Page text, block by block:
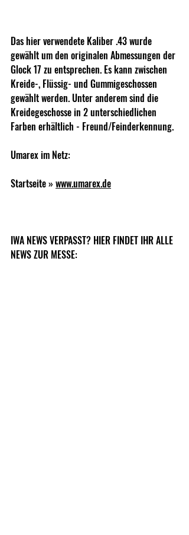
Das hier verwendete Kaliber .43 wurde
gewählt um den originalen Abmessungen der
Glock 17 zu entsprechen. Es kann zwischen
Kreide-, Flüssig- und Gummigeschossen
gewählt werden. Unter anderem sind die
Kreidegeschosse in 2 unterschiedlichen
Farben erhältlich - Freund/Feinderkennung.
Umarex im Netz:
Startseite » www.umarex.de
IWA NEWS VERPASST? HIER FINDET IHR ALLE
NEWS ZUR MESSE: